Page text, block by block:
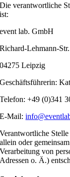
Die verantwortliche
ist:
event lab. GmbH
Richard-Lehmann-
04275 Leipzig
Geschäftsführerin:
Telefon: +49 (0)341
E-Mail:
Verantwortliche
allein oder
Verarbeitung von
Adressen o. Ä.)